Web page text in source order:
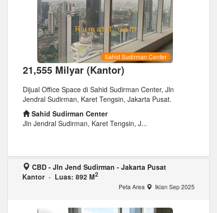
Sahid Sudirman Center
21,555 Milyar (Kantor)
Dijual Office Space di Sahid Sudirman Center, Jln
Jendral Sudirman, Karet Tengsin, Jakarta Pusat.
Sahid Sudirman Center
Jln Jendral Sudirman, Karet Tengsin, J...
CBD - Jln Jend Sudirman - Jakarta Pusat
Kantor- Luas: 892 M2
Peta Area Iklan Sep 2025